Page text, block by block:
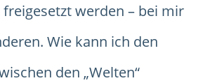
werden – bei mir
Wie kann ich den
den „Welten“